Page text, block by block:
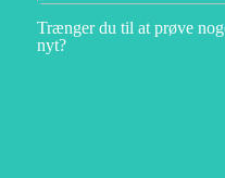
Trænger du til at prøve
nyt?